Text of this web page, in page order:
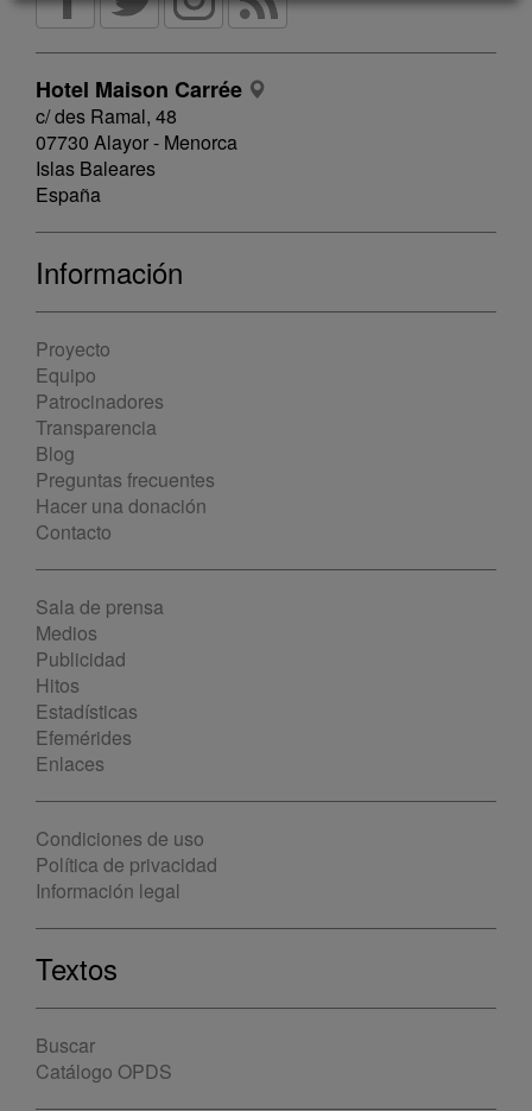
Hotel Maison Carrée
c/ des Ramal, 48
07730 Alayor - Menorca
Islas Baleares
España
Información
Proyecto
Equipo
Patrocinadores
Transparencia
Blog
Preguntas frecuentes
Hacer una donación
Contacto
Sala de prensa
Medios
Publicidad
Hitos
Estadísticas
Efemérides
Enlaces
Condiciones de uso
Política de privacidad
Información legal
Textos
Buscar
Catálogo OPDS